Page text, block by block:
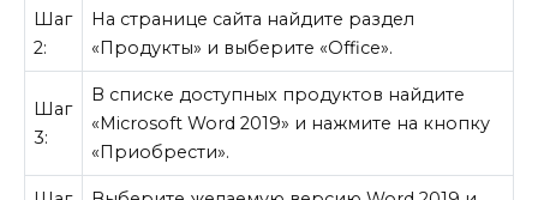
Шаг
2:
На странице сайта найдите раздел
«Продукты» и выберите «Office».
Шаг
3:
В списке доступных продуктов найдите
«Microsoft Word 2019» и нажмите на кнопку
«Приобрести».